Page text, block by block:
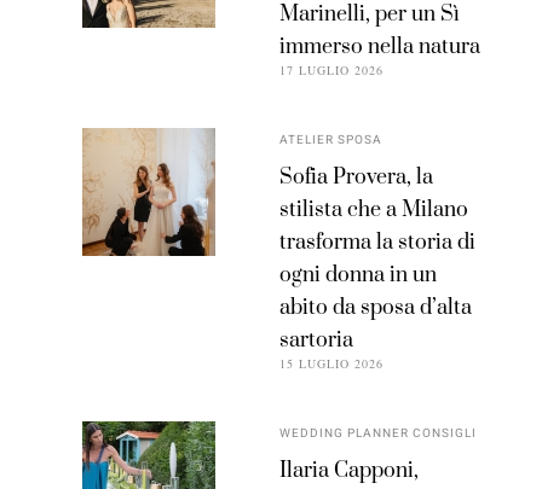
Marinelli, per un Sì
immerso nella natura
17 LUGLIO 2026
ATELIER SPOSA
Sofia Provera, la
stilista che a Milano
trasforma la storia di
ogni donna in un
abito da sposa d’alta
sartoria
15 LUGLIO 2026
WEDDING PLANNER CONSIGLI
Ilaria Capponi,